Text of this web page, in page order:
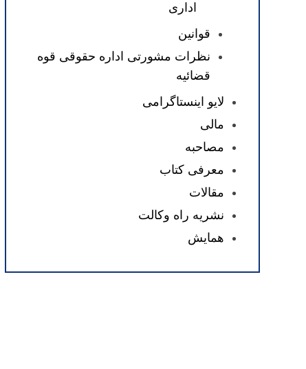
اداری
قوانین
نظرات مشورتی اداره حقوقی قوه
قضائیه
لایو اینستاگرامی
مالی
مصاحبه
معرفی کتاب
مقالات
نشریه راه وکالت
همایش